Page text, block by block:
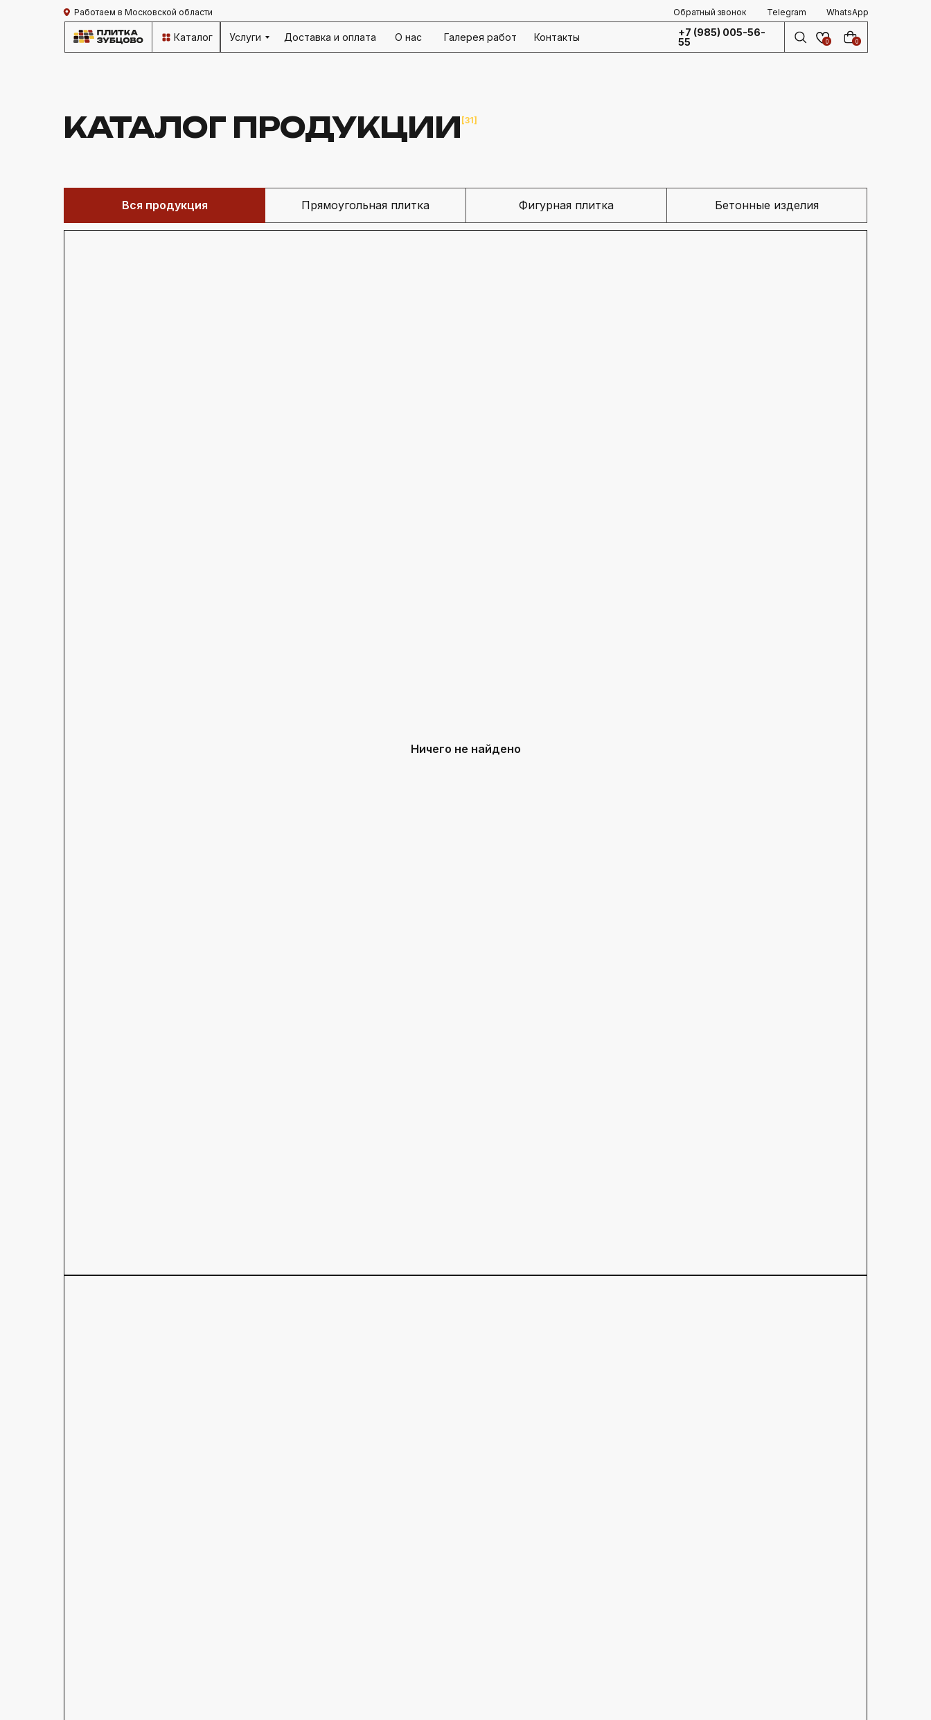
Работаем в Московской области
Услуги
Обратный звонок Telegram WhatsApp
Доставка и оплата О нас Галерея работ Контакты
Каталог
+7 (985) 005-56-
55
0 0
КАТАЛОГ ПРОДУКЦИИ [31]
Вся продукция Прямоугольная плитка Фигурная плитка Бетонные изделия
Ничего не найдено